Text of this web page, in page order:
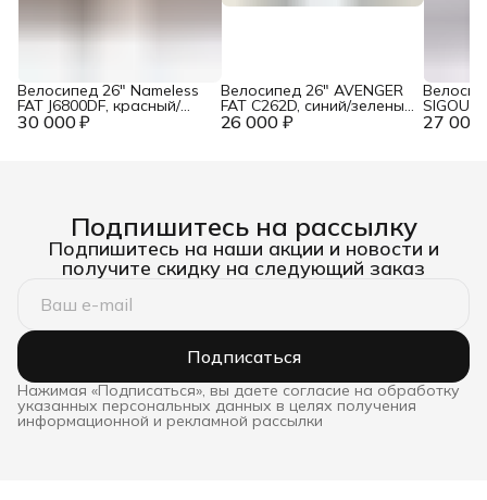
30 000 ₽
Велосипед 26" Nameless
FAT J6800DF, красный/
желтый, 18" 26 000 ₽
Велосипед 26" AVENGER
FAT C262D, синий/зеленый
неон, 17,5" 27 000
скор.,
Подпишитесь на рассылку
Подпишитесь на наши акции и новости и
получите скидку на следующий заказ
Подписаться
Нажимая «Подписаться», вы даете согласие на обработку
указанных персональных данных в целях получения
информационной и рекламной рассылки